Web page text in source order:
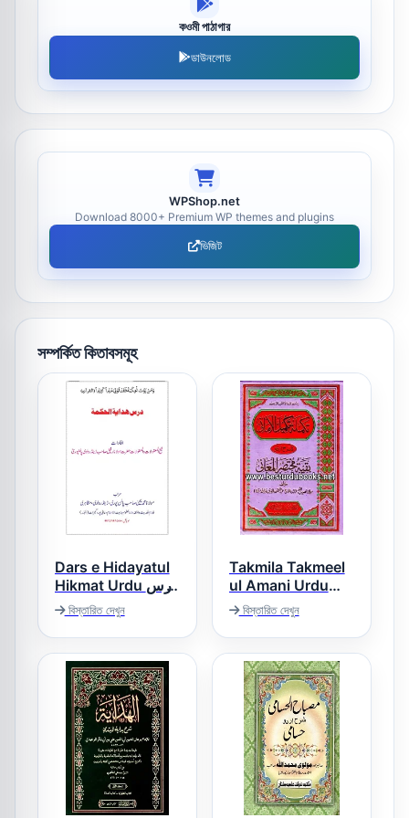
কওমী পাঠাগার
ডাউনলোড
WPShop.net
Download 8000+ Premium WP themes and plugins
ভিজিট
সম্পর্কিত কিতাবসমূহ
Dars e Hidayatul
Hikmat Urdu درس
ہدایۃ الحکمۃ اردو
বিস্তারিত দেখুন
Takmila Takmeel
ul Amani Urdu
Sharh Mukhtasar
ul Maani تکملہ
تکمیل الامانی اردو
شرح مختصر المعانی
বিস্তারিত দেখুন